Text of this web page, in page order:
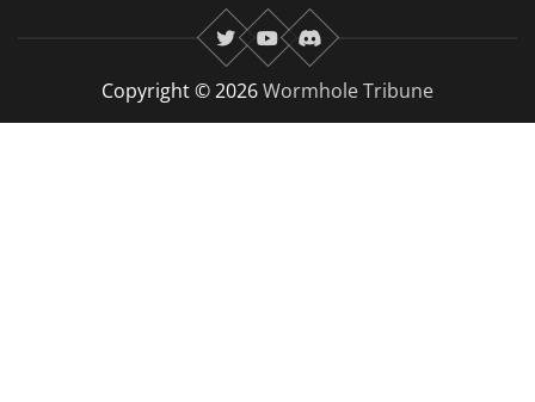
twitteryoutubeDiscord
Copyright © 2026Wormhole Tribune